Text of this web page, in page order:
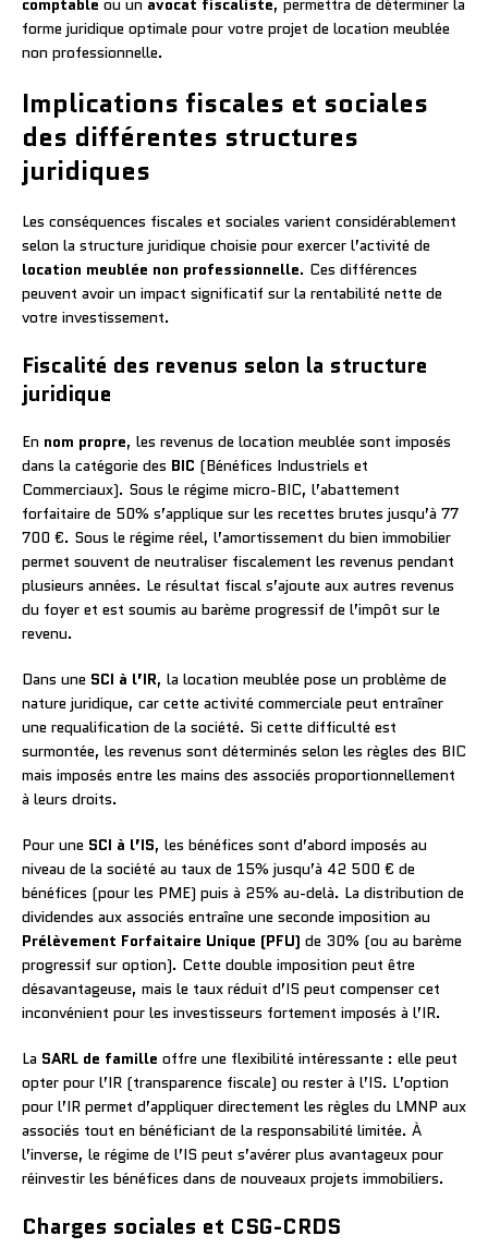
comptable ou un avocat fiscaliste, permettra de déterminer la
forme juridique optimale pour votre projet de location meublée
non professionnelle.
Implications fiscales et sociales
des différentes structures
juridiques
Les conséquences fiscales et sociales varient considérablement
selon la structure juridique choisie pour exercer l’activité de
location meublée non professionnelle. Ces différences
peuvent avoir un impact significatif sur la rentabilité nette de
votre investissement.
Fiscalité des revenus selon la structure
juridique
En nom propre, les revenus de location meublée sont imposés
dans la catégorie des BIC (Bénéfices Industriels et
Commerciaux). Sous le régime micro-BIC, l’abattement
forfaitaire de 50% s’applique sur les recettes brutes jusqu’à 77
700 €. Sous le régime réel, l’amortissement du bien immobilier
permet souvent de neutraliser fiscalement les revenus pendant
plusieurs années. Le résultat fiscal s’ajoute aux autres revenus
du foyer et est soumis au barème progressif de l’impôt sur le
revenu.
Dans une SCI à l’IR, la location meublée pose un problème de
nature juridique, car cette activité commerciale peut entraîner
une requalification de la société. Si cette difficulté est
surmontée, les revenus sont déterminés selon les règles des BIC
mais imposés entre les mains des associés proportionnellement
à leurs droits.
Pour une SCI à l’IS, les bénéfices sont d’abord imposés au
niveau de la société au taux de 15% jusqu’à 42 500 € de
bénéfices (pour les PME) puis à 25% au-delà. La distribution de
dividendes aux associés entraîne une seconde imposition au
Prélèvement Forfaitaire Unique (PFU) de 30% (ou au barème
progressif sur option). Cette double imposition peut être
désavantageuse, mais le taux réduit d’IS peut compenser cet
inconvénient pour les investisseurs fortement imposés à l’IR.
La SARL de famille offre une flexibilité intéressante : elle peut
opter pour l’IR (transparence fiscale) ou rester à l’IS. L’option
pour l’IR permet d’appliquer directement les règles du LMNP aux
associés tout en bénéficiant de la responsabilité limitée. À
l’inverse, le régime de l’IS peut s’avérer plus avantageux pour
réinvestir les bénéfices dans de nouveaux projets immobiliers.
Charges sociales et CSG-CRDS